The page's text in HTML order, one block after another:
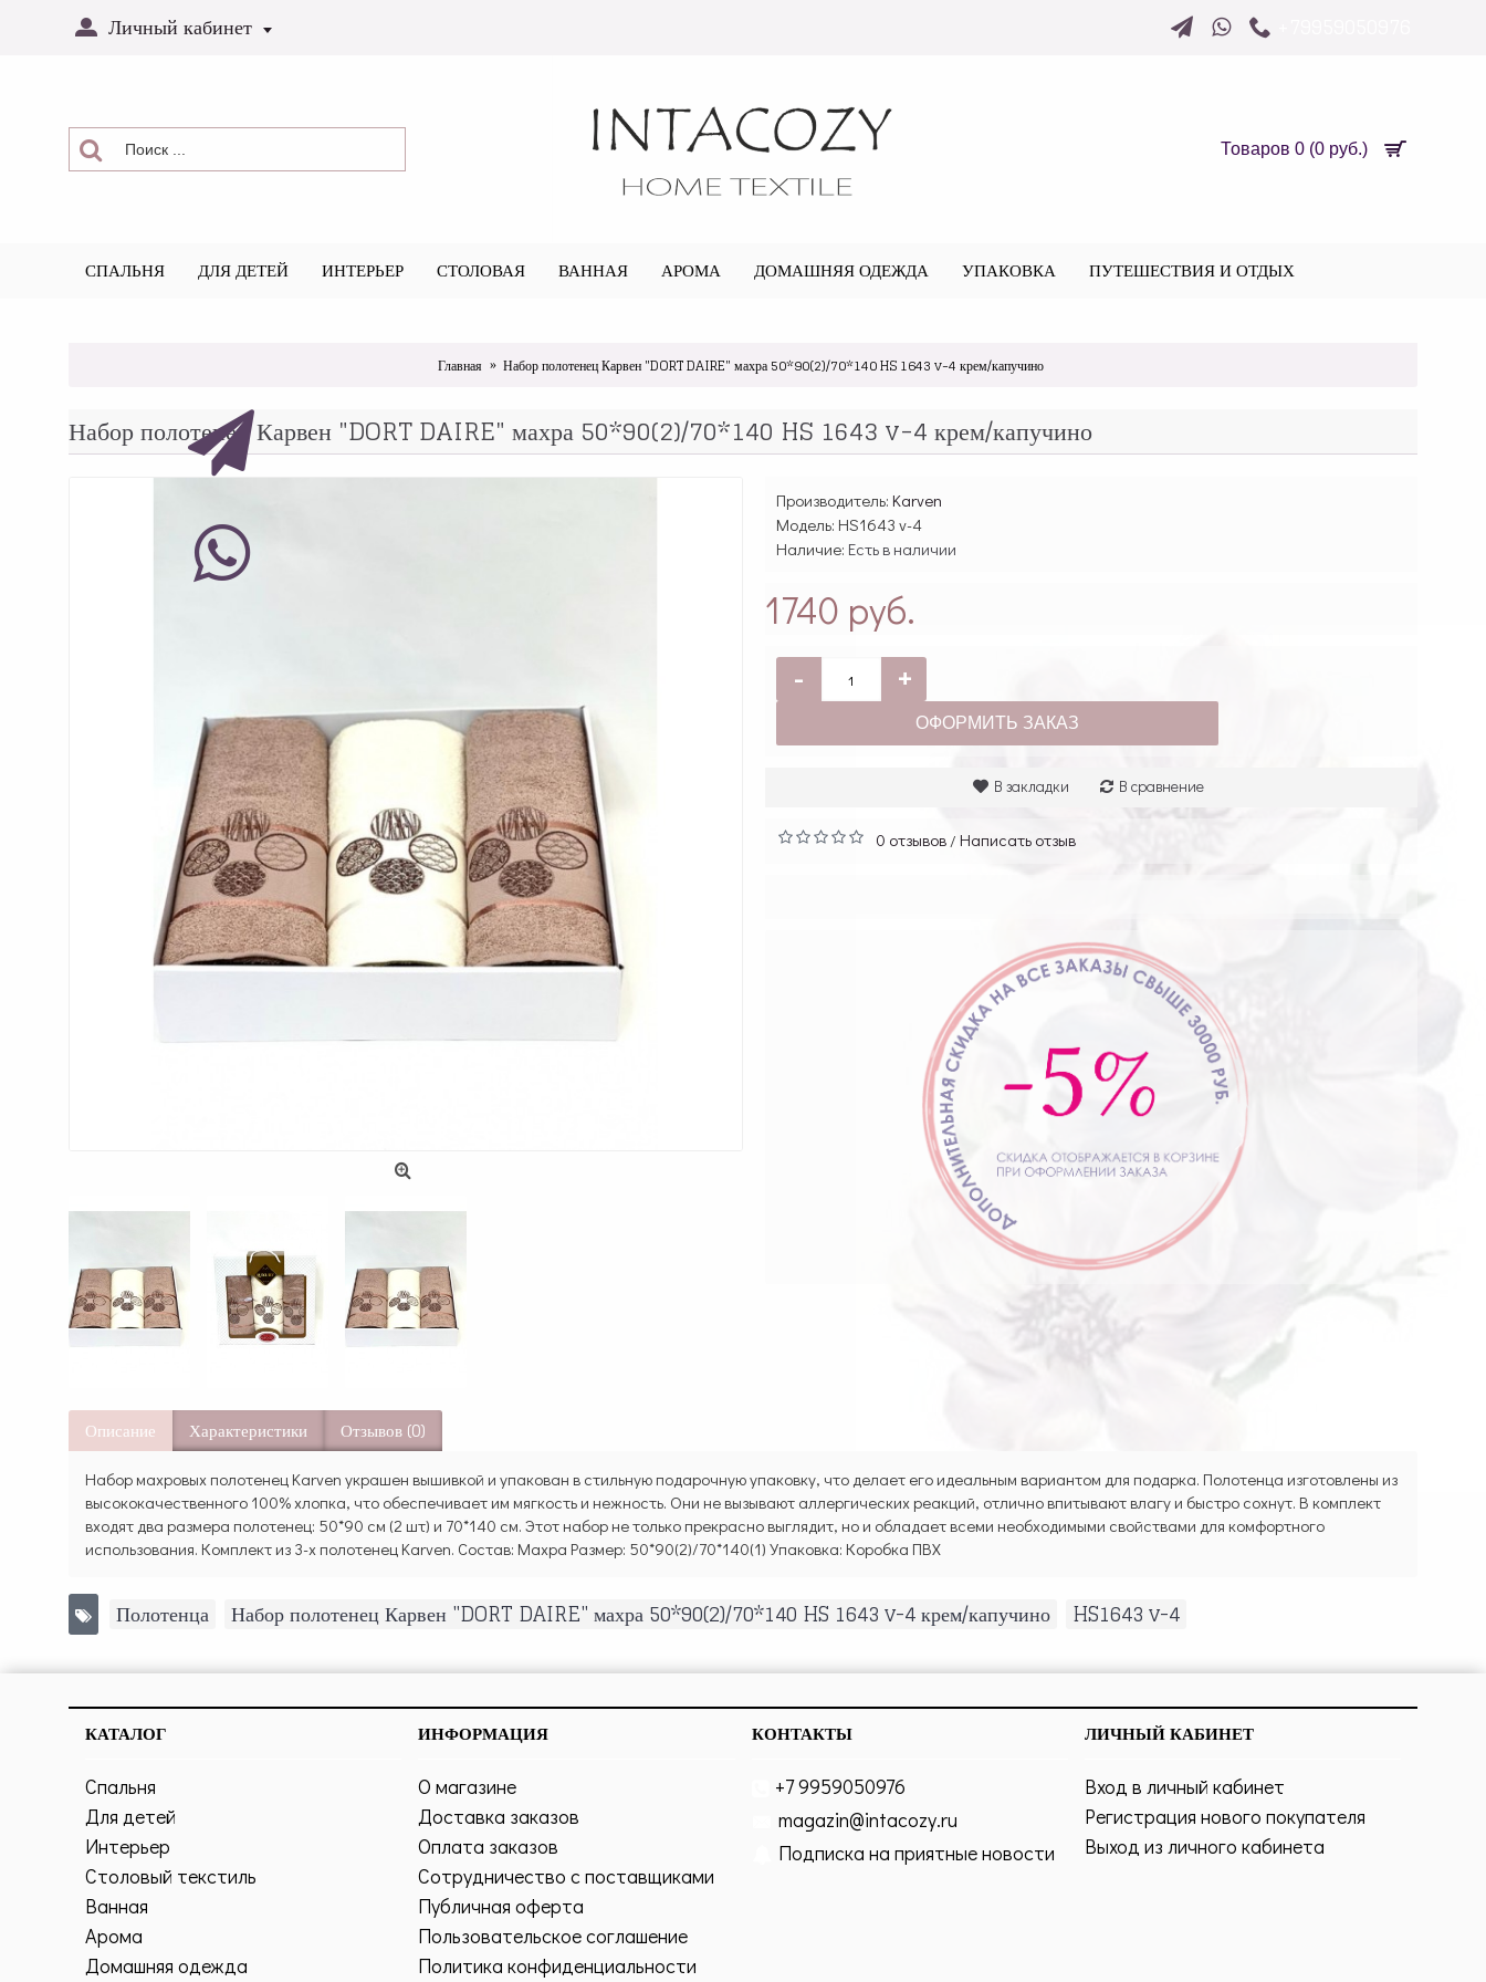
Личный кабинет
Товаров 0 (0 руб.)
СПАЛЬНЯ ДЛЯ ДЕТЕЙ ИНТЕРЬЕР СТОЛОВАЯ ВАННАЯ АРОМА ДОМАШНЯЯ ОДЕЖДА УПАКОВКА ПУТЕШЕСТВИЯ И ОТДЫХ
Главная Набор полотенец Карвен "DORT DAIRE" махра 50*90(2)/70*140 HS 1643 v-4 крем/капучино
Набор полотенец Карвен "DORT DAIRE" махра 50*90(2)/70*140 HS 1643 v-4 крем/капучино
Производитель: Karven
Модель: HS1643 v-4
Наличие: Есть в наличии
1740 руб.
- +
ОФОРМИТЬ ЗАКАЗ
В закладки В сравнение
0 отзывов/ Написать отзыв
Описание Характеристики Отзывов (0)
Набор махровых полотенец Karven украшен вышивкой и упакован в стильную подарочную упаковку, что делает его идеальным вариантом для подарка. Полотенца изготовлены из
высококачественного 100% хлопка, что обеспечивает им мягкость и нежность. Они не вызывают аллергических реакций, отлично впитывают влагу и быстро сохнут. В комплект
входят два размера полотенец: 50*90 см (2 шт) и 70*140 см. Этот набор не только прекрасно выглядит, но и обладает всеми необходимыми свойствами для комфортного
использования. Комплект из 3-х полотенец Karven. Состав: Махра Размер: 50*90(2)/70*140(1) Упаковка: Коробка ПВХ
Полотенца Набор полотенец Карвен "DORT DAIRE" махра 50*90(2)/70*140 HS 1643 v-4 крем/капучино HS1643 v-4
КАТАЛОГ
Спальня
Для детей
Интерьер
Столовый текстиль
Ванная
Арома
Домашняя одежда
ИНФОРМАЦИЯ
О магазине
Доставка заказов
Оплата заказов
Сотрудничество с поставщиками
Публичная оферта
Пользовательское соглашение
Политика конфиденциальности
КОНТАКТЫ
+7 9959050976
magazin@intacozy.ru
Подписка на приятные новости
ЛИЧНЫЙ КАБИНЕТ
Вход в личный кабинет
Регистрация нового покупателя
Выход из личного кабинета